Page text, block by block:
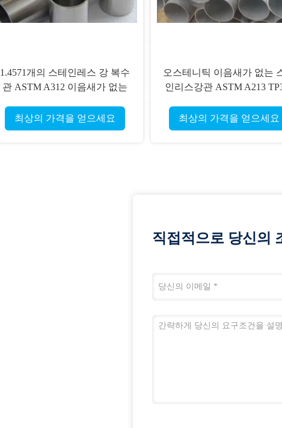
1.4571개의 스테인레스 강 복수
관 ASTM A312 이음새가 없는
파이프
최상의 가격을 얻으세요
오스테니틱 이음새가 없는
인리스강관 ASTM A213
최상의 가격을 얻으세요
직접적으로 당신의